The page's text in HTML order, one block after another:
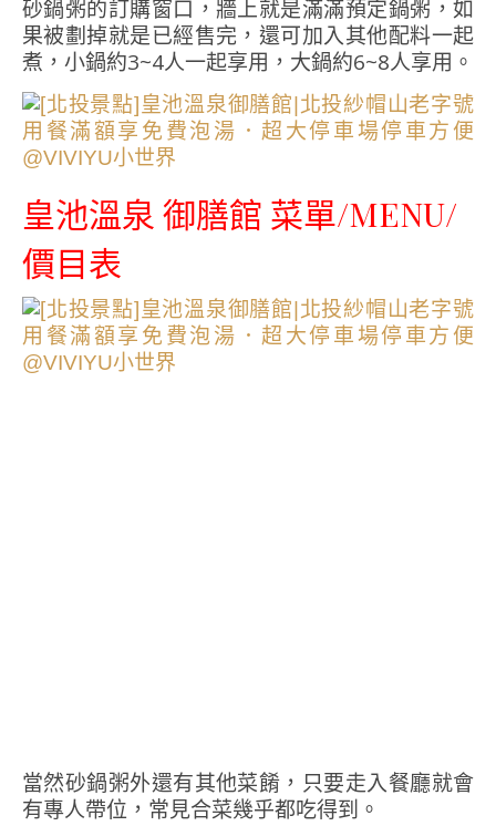
砂鍋粥的訂購窗口，牆上就是滿滿預定鍋粥，如
果被劃掉就是已經售完，還可加入其他配料一起
煮，小鍋約3~4人一起享用，大鍋約6~8人享用。
皇池溫泉 御膳館 菜單/MENU/
價目表
當然砂鍋粥外還有其他菜餚，只要走入餐廳就會
有專人帶位，常見合菜幾乎都吃得到。